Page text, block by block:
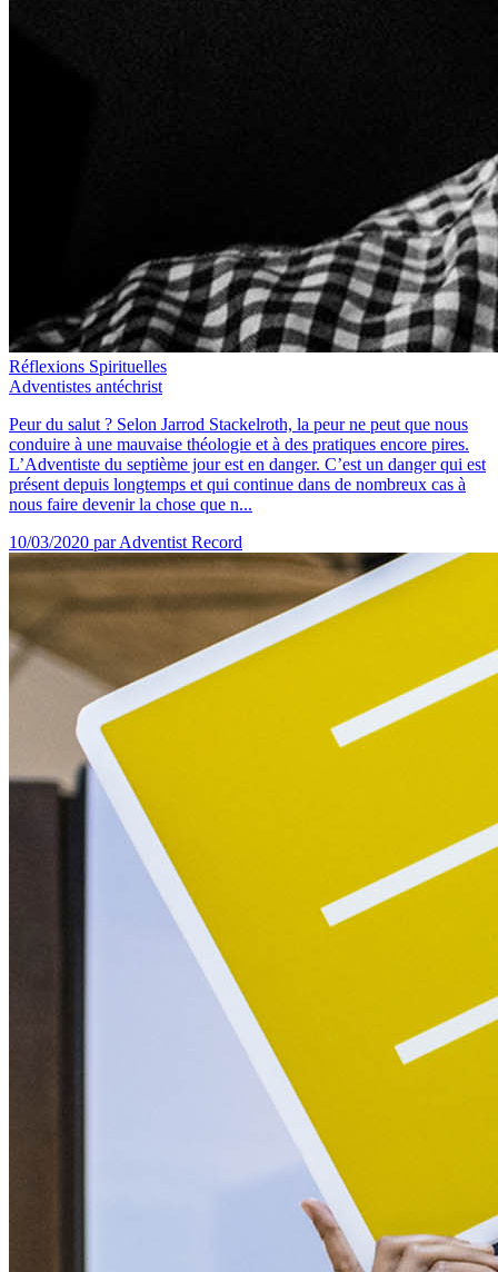
Réflexions Spirituelles
Adventistes antéchrist
Peur du salut ? Selon Jarrod Stackelroth, la peur ne peut que nous
conduire à une mauvaise théologie et à des pratiques encore pires.
L’Adventiste du septième jour est en danger. C’est un danger qui est
présent depuis longtemps et qui continue dans de nombreux cas à
nous faire devenir la chose que n...
10/03/2020 par Adventist Record